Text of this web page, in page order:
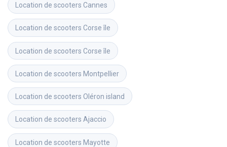
Location de scooters Cannes
Location de scooters Corse île
Location de scooters Corse île
Location de scooters Montpellier
Location de scooters Oléron island
Location de scooters Ajaccio
Location de scooters Mayotte